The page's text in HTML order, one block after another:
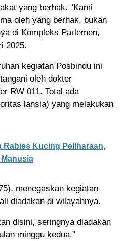
yang berhak. “Kami
oleh yang berhak, bukan
di Kompleks Parlemen,
2025.
kegiatan Posbindu ini
oleh dokter
RW 011. Total ada
lansia) yang melakukan
Rabies Kucing Peliharaan,
menegaskan kegiatan
diadakan di wilayahnya.
disini, seringnya diadakan
minggu kedua.”